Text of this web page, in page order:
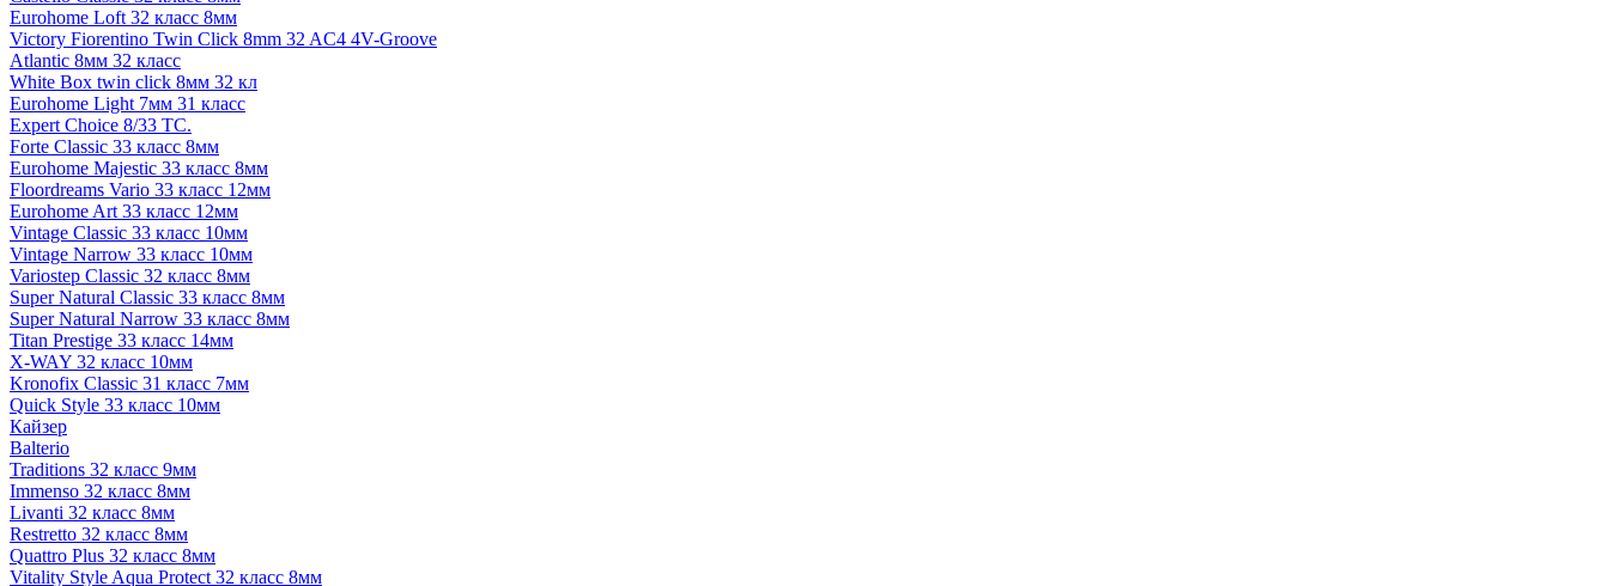
Eurohome Loft 32 класс 8мм
Victory Fiorentino Twin Click 8mm 32 AC4 4V-Groove
Atlantic 8мм 32 класс
White Box twin click 8мм 32 кл
Eurohome Light 7мм 31 класс
Expert Choice 8/33 TC.
Forte Classic 33 класс 8мм
Eurohome Majestic 33 класс 8мм
Floordreams Vario 33 класс 12мм
Eurohome Art 33 класс 12мм
Vintage Classic 33 класс 10мм
Vintage Narrow 33 класс 10мм
Variostep Classic 32 класс 8мм
Super Natural Classic 33 класс 8мм
Super Natural Narrow 33 класс 8мм
Titan Prestige 33 класс 14мм
X-WAY 32 класс 10мм
Kronofix Classic 31 класс 7мм
Quick Style 33 класс 10мм
Кайзер
Balterio
Traditions 32 класс 9мм
Immenso 32 класс 8мм
Livanti 32 класс 8мм
Restretto 32 класс 8мм
Quattro Plus 32 класс 8мм
Vitality Style Aqua Protect 32 класс 8мм